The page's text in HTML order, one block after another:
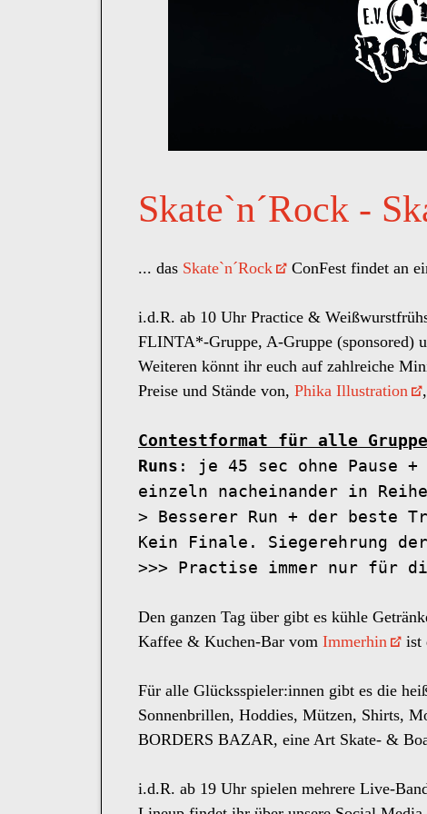
Skate`n´Rock -
... das Skate`n´Rock ConFest findet an
i.d.R. ab 10 Uhr Practice &
FLINTA*-Gruppe, A-Gruppe (sponsored)
Weiteren könnt ihr euch auf zahlreiche
Preise und Stände von, Phika Illustration ,
Contestformat für alle
Runs : je 45 sec ohne Pause
einzeln nacheinander in
> Besserer Run + der beste
Kein Finale. Siegerehrung
>>> Practise immer nur für
Den ganzen Tag über gibt es kühle
Kaffee & Kuchen-Bar vom Immerhin ist
Für alle Glücksspieler:innen gibt es die
Sonnenbrillen, Hoddies, Mützen, Shirts,
BORDERS BAZAR, eine Art Skate- &
i.d.R. ab 19 Uhr spielen mehrere Live-